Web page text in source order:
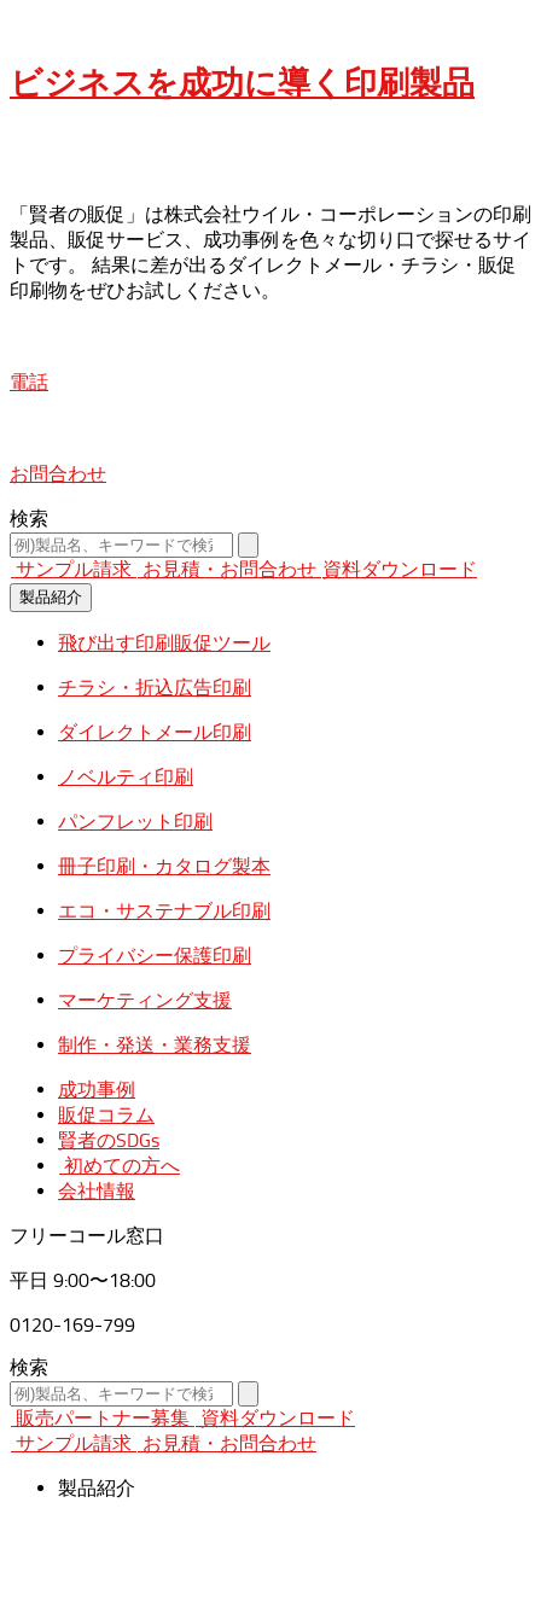
ビジネスを成功に導く印刷製品
「賢者の販促」は株式会社ウイル・コーポレーションの印刷
製品、販促サービス、成功事例を色々な切り口で探せるサイ
トです。 結果に差が出るダイレクトメール・チラシ・販促
印刷物をぜひお試しください。
電話
お問合わせ
検索
サンプル請求 お見積・お問合わせ 資料ダウンロード
製品紹介
飛び出す印刷販促ツール
チラシ・折込広告印刷
ダイレクトメール印刷
ノベルティ印刷
パンフレット印刷
冊子印刷・カタログ製本
エコ・サステナブル印刷
プライバシー保護印刷
マーケティング支援
制作・発送・業務支援
成功事例
販促コラム
賢者のSDGs
初めての方へ
会社情報
フリーコール窓口
平日 9:00〜18:00
0120-169-799
検索
販売パートナー募集 資料ダウンロード
サンプル請求 お見積・お問合わせ
製品紹介